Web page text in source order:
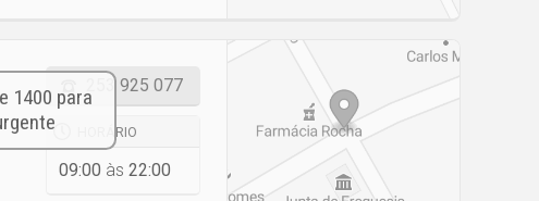
253 925 077
HORÁRIO
09:00 às22:00